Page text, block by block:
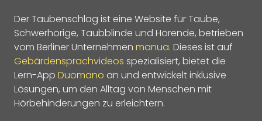
Der Taubenschlag ist eine Website für Taube,
Schwerhörige, Taubblinde und Hörende, betrieben
vom Berliner Unternehmen manua. Dieses ist auf
Gebärdensprachvideos spezialisiert, bietet die
Lern-App Duomano an und entwickelt inklusive
Lösungen, um den Alltag von Menschen mit
Hörbehinderungen zu erleichtern.